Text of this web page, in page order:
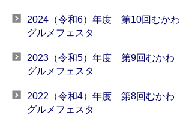
2024（令和6）年度 第10回むかわ
グルメフェスタ
2023（令和5）年度 第9回むかわ
グルメフェスタ
2022（令和4）年度 第8回むかわ
グルメフェスタ